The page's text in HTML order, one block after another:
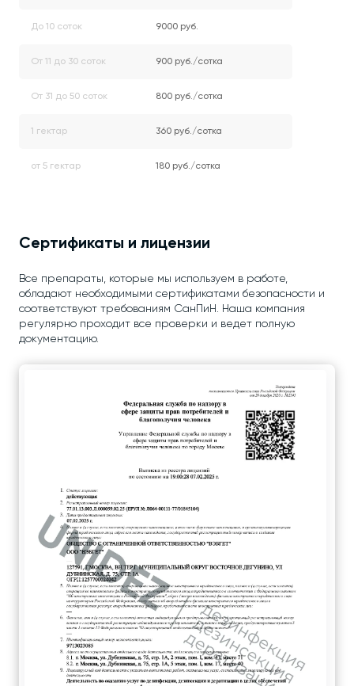
До 10 соток 9000 руб.
От 11 до 30 соток 900 руб./сотка
От 31 до 50 соток 800 руб./сотка
1 гектар 360 руб./сотка
от 5 гектар 180 руб./сотка
Сертификаты и лицензии
Все препараты, которые мы используем в работе,
обладают необходимыми сертификатами безопасности и
соответствуют требованиям СанПиН. Наша компания
регулярно проходит все проверки и ведет полную
документацию.